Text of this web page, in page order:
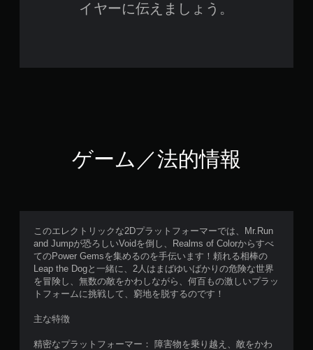
イヤーに伝えましょう。
ゲーム／法的情報
このエレクトリックな2Dプラットフォーマーでは、Mr.Run
and Jumpが恐ろしいVoidを倒し、Realms of Colorからすべ
てのPower Gemsを集めるのを手伝います！頼れる相棒の
Leap the Dogと一緒に、2人はまばゆいばかりの危険な世界
を冒険し、無数の敵をかわしながら、何百もの激しいプラッ
トフォームに挑戦して、窮地を脱するのです！
主な特徴
精密なプラットフォーマー： 障害物を乗り越え、敵をかわ